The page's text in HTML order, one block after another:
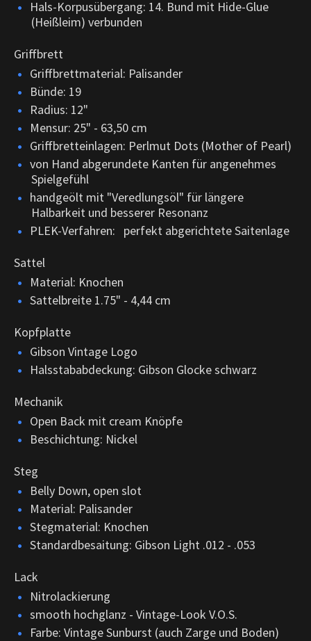
Hals-Korpusübergang: 14. Bund mit Hide-Glue
(Heißleim) verbunden
Griffbrett
Griffbrettmaterial: Palisander
Bünde: 19
Radius: 12"
Mensur: 25" - 63,50 cm
Griffbretteinlagen: Perlmut Dots (Mother of Pearl)
von Hand abgerundete Kanten für angenehmes
Spielgefühl
handgeölt mit "Veredlungsöl" für längere
Halbarkeit und besserer Resonanz
PLEK-Verfahren: perfekt abgerichtete Saitenlage
Sattel
Material: Knochen
Sattelbreite 1.75" - 4,44 cm
Kopfplatte
Gibson Vintage Logo
Halsstababdeckung: Gibson Glocke schwarz
Mechanik
Open Back mit cream Knöpfe
Beschichtung: Nickel
Steg
Belly Down, open slot
Material: Palisander
Stegmaterial: Knochen
Standardbesaitung: Gibson Light .012 - .053
Lack
Nitrolackierung
smooth hochglanz - Vintage-Look V.O.S.
Farbe: Vintage Sunburst (auch Zarge und Boden)